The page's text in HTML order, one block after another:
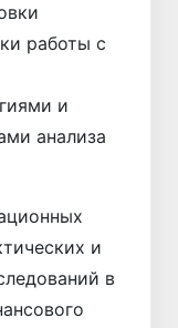
работы с
и
анализа
и
в